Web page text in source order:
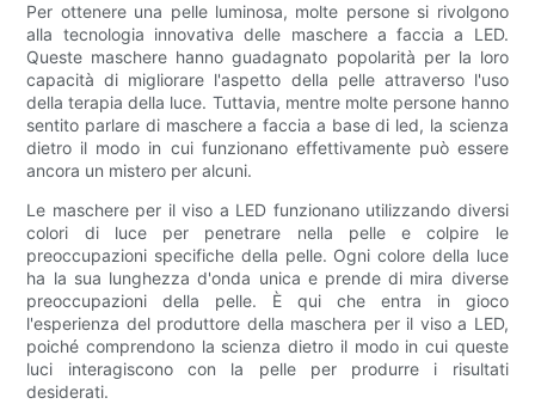
Per ottenere una pelle luminosa, molte persone si rivolgono
alla tecnologia innovativa delle maschere a faccia a LED.
Queste maschere hanno guadagnato popolarità per la loro
capacità di migliorare l'aspetto della pelle attraverso l'uso
della terapia della luce. Tuttavia, mentre molte persone hanno
sentito parlare di maschere a faccia a base di led, la scienza
dietro il modo in cui funzionano effettivamente può essere
ancora un mistero per alcuni.
Le maschere per il viso a LED funzionano utilizzando diversi
colori di luce per penetrare nella pelle e colpire le
preoccupazioni specifiche della pelle. Ogni colore della luce
ha la sua lunghezza d'onda unica e prende di mira diverse
preoccupazioni della pelle. È qui che entra in gioco
l'esperienza del produttore della maschera per il viso a LED,
poiché comprendono la scienza dietro il modo in cui queste
luci interagiscono con la pelle per produrre i risultati
desiderati.